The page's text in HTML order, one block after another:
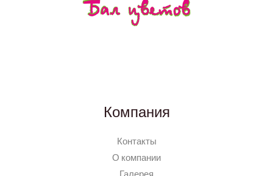
Компания
Контакты
О компании
Галерея